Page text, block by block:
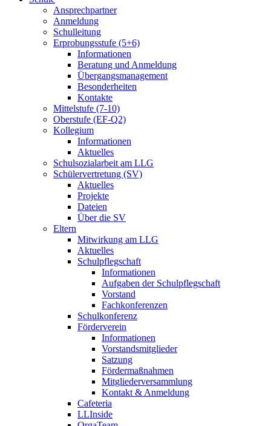
Ansprechpartner
Anmeldung
Schulleitung
Erprobungsstufe (5+6)
Informationen
Beratung und Anmeldung
Übergangsmanagement
Besonderheiten
Kontakte
Mittelstufe (7-10)
Oberstufe (EF-Q2)
Kollegium
Informationen
Aktuelles
Schulsozialarbeit am LLG
Schülervertretung (SV)
Aktuelles
Projekte
Dateien
Über die SV
Eltern
Mitwirkung am LLG
Aktuelles
Schulpflegschaft
Informationen
Aufgaben der Schulpflegschaft
Vorstand
Fachkonferenzen
Schulkonferenz
Förderverein
Informationen
Vorstandsmitglieder
Satzung
Fördermaßnahmen
Mitgliederversammlung
Kontakt & Anmeldung
Cafeteria
LLInside